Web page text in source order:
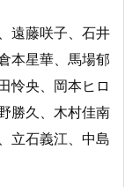
遠藤咲子、石井
本星華、馬場郁
怜央、岡本ヒロ
勝久、木村佳南
立石義江、中島